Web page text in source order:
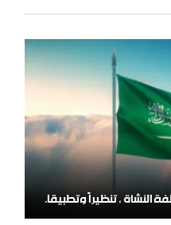
النشأة ، تنظيراً وتطبيقا.